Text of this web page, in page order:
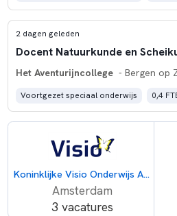
2 dagen geleden
Het Aventurijncollege - Bergen op
Voortgezet speciaal onderwijs 0,4
Koninklijke Visio Onderwijs Amsterdam
Amsterdam
3 vacatures